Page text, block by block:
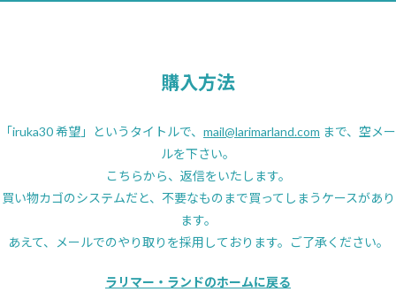
購入方法
「iruka30 希望」というタイトルで、 mail@larimarland.com まで、空メー
ルを下さい。
こちらから、返信をいたします。
買い物カゴのシステムだと、不要なものまで買ってしまうケースがあり
ます。
あえて、メールでのやり取りを採用しております。ご了承ください。
ラリマー・ランドのホームに戻る